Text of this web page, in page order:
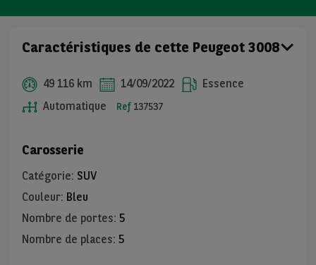
Caractéristiques de cette Peugeot 3008
49 116 km 14/09/2022
Essence
Automatique
Ref 137537
Carosserie
Catégorie: SUV
Couleur: Bleu
Nombre de portes: 5
Nombre de places: 5